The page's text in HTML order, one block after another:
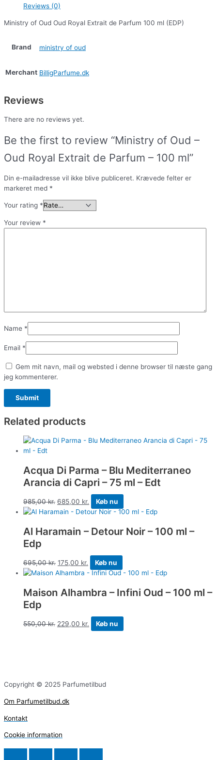
Reviews (0)
Ministry of Oud Oud Royal Extrait de Parfum 100 ml (EDP)
Brand ministry of oud
Merchant BilligParfume.dk
Reviews
There are no reviews yet.
Be the first to review “Ministry of Oud –
Oud Royal Extrait de Parfum – 100 ml”
Din e-mailadresse vil ikke blive publiceret. Krævede felter er
markeret med *
Your rating *
Your review *
Name *
Email *
Gem mit navn, mail og websted i denne browser til næste gang
jeg kommenterer.
Related products
Acqua Di Parma – Blu Mediterraneo
Arancia di Capri – 75 ml – Edt
985,00kr. 685,00 kr. Køb nu
Al Haramain – Detour Noir – 100 ml –
Edp
695,00kr. 175,00 kr. Køb nu
Maison Alhambra – Infini Oud – 100 ml –
Edp
550,00kr. 229,00 kr. Køb nu
Copyright © 2025 Parfumetilbud
Om Parfumetilbud.dk
Kontakt
Cookie information